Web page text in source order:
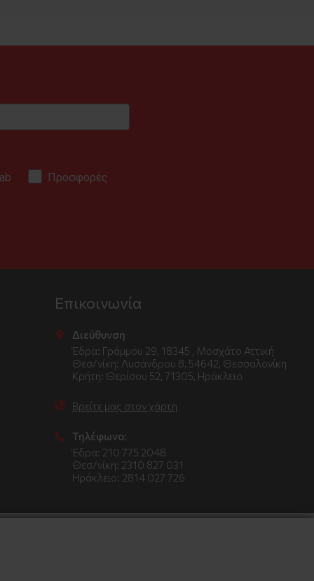
Προσφορές
Επικοινωνία
Διεύθυνση
Έδρα: Γράμμου 29, 18345 , Μοσχάτο Αττική
Θεσ/νίκη: Λυσάνδρου 8, 54642, Θεσσαλονίκη
Κρήτη: Θερίσου 52, 71305, Ηράκλειο
Βρείτε μας στον χάρτη
Τηλέφωνο:
Έδρα: 210 775 2048
Θεσ/νίκη: 2310 827 031
Ηράκλειο: 2814 027 726